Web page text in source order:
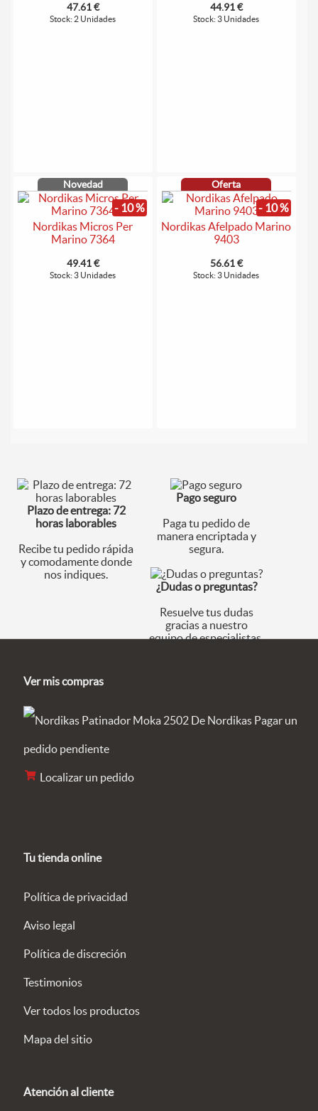
47.61 €
Stock: 2 Unidades
44.91 €
Stock: 3 Unidades
Novedad
- 10 %
Nordikas Micros Per
Marino 7364
49.41 €
Stock: 3 Unidades
Oferta
- 10 %
Nordikas Afelpado Marino
9403
56.61 €
Stock: 3 Unidades
Plazo de entrega: 72
horas laborables
Recibe tu pedido rápida
y comodamente donde
nos indiques.
Pago seguro
Paga tu pedido de
manera encriptada y
segura.
¿Dudas o preguntas?
Resuelve tus dudas
gracias a nuestro
equipo de especialistas.
Ver mis compras
Pagar un
pedido pendiente
Localizar un pedido
Tu tienda online
Política de privacidad
Aviso legal
Política de discreción
Testimonios
Ver todos los productos
Mapa del sitio
Atención al cliente